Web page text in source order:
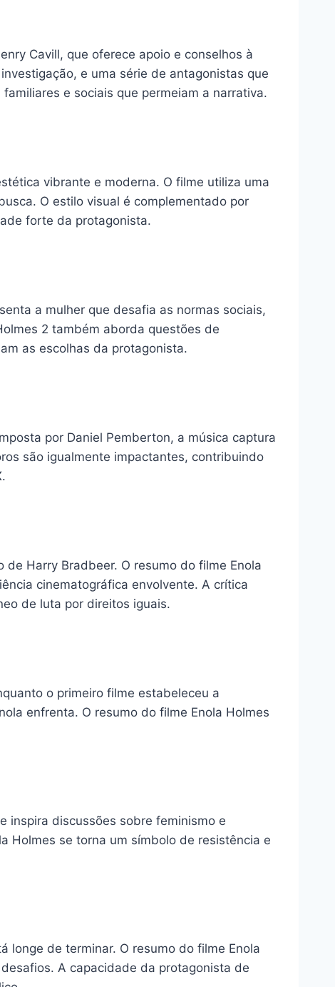
Cavill, que oferece apoio e conselhos à
e uma série de antagonistas que
e sociais que permeiam a narrativa.
vibrante e moderna. O filme utiliza uma
O estilo visual é complementado por
forte da protagonista.
a mulher que desafia as normas sociais,
2 também aborda questões de
as escolhas da protagonista.
por Daniel Pemberton, a música captura
são igualmente impactantes, contribuindo
Harry Bradbeer. O resumo do filme Enola
cinematográfica envolvente. A crítica
de luta por direitos iguais.
o primeiro filme estabeleceu a
enfrenta. O resumo do filme Enola Holmes
inspira discussões sobre feminismo e
Holmes se torna um símbolo de resistência e
longe de terminar. O resumo do filme Enola
A capacidade da protagonista de